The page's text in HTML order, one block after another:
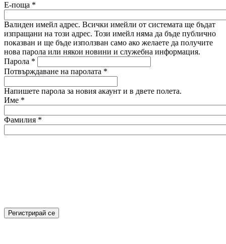
Е-поща *
Валиден имейл адрес. Всички имейли от системата ще бъдат
изпращани на този адрес. Този имейл няма да бъде публично
показван и ще бъде използван само ако желаете да получите
нова парола или някои новини и служебна информация.
Парола *
Потвърждаване на паролата *
Напишете парола за новия акаунт и в двете полета.
Име *
Фамилия *